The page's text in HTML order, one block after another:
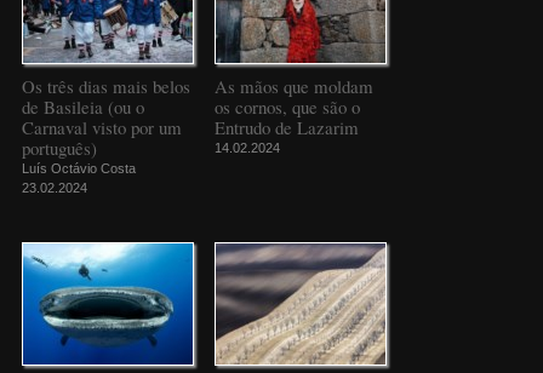
Os três dias mais belos
de Basileia (ou o
Carnaval visto por um
português)
Luís Octávio Costa
23.02.2024
As mãos que moldam
os cornos, que são o
Entrudo de Lazarim
14.02.2024